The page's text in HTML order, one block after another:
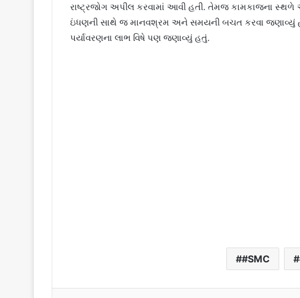
રાષ્ટ્રજોગ અપીલ કરવામાં આવી હતી. તેમજ કામકાજના
ઇંધણની સાથે જ માનવશ્રમ અને સમયની બચત કરવા જણાવ્યું
પર્યાવરણના લાભ વિષે પણ જણાવ્યું હતું.
#SMC